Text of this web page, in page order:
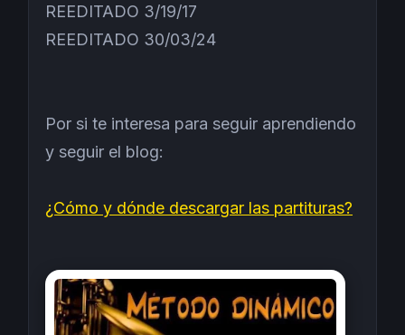
REEDITADO 3/19/17
REEDITADO 30/03/24
Por si te interesa para seguir aprendiendo
y seguir el blog:
¿Cómo y dónde descargar las partituras?